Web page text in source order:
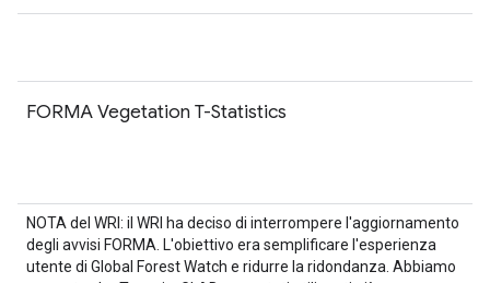
FORMA Vegetation T-Statistics
NOTA del WRI: il WRI ha deciso di interrompere l'aggiornamento
degli avvisi FORMA. L'obiettivo era semplificare l'esperienza
utente di Global Forest Watch e ridurre la ridondanza. Abbiamo